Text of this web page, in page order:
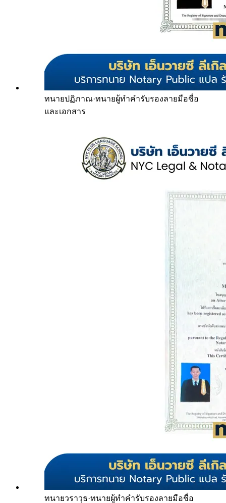
ทนายปฏิภาณ·ทนายผู้ทำคำรับรองลายมือชื่อ
และเอกสาร
ทนายวราวุธ·ทนายผู้ทำคำรับรองลายมือชื่อ